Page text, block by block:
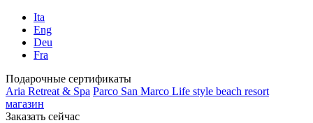
Ita
Eng
Deu
Fra
Подарочные сертификаты
Aria Retreat & Spa Parco San Marco Life style beach resort
магазин
Заказать сейчас